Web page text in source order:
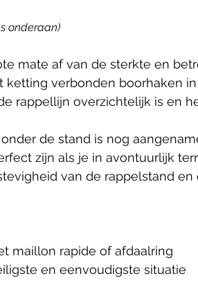
onderaan)
mate af van de sterkte en
ketting verbonden boorhaken
rappellijn overzichtelijk is en
de stand is nog
zijn als je in avontuurlijk
van de rappelstand
maillon rapide of afdaalring
en eenvoudigste situatie